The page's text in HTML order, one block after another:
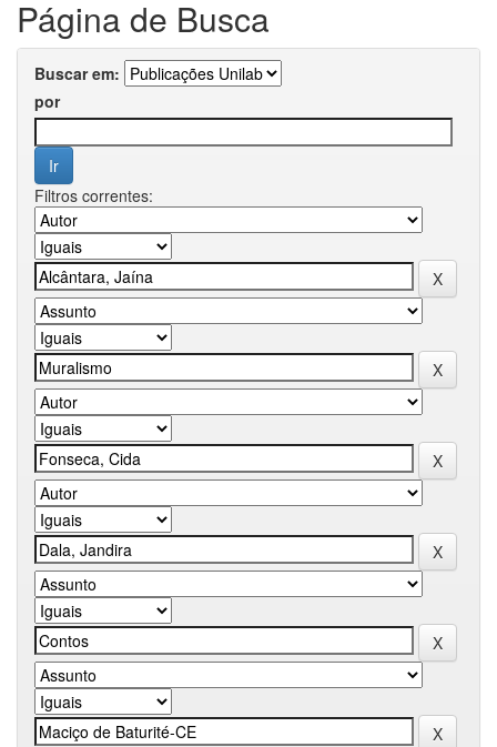
Página de Busca
Buscar em:
por
Filtros correntes: